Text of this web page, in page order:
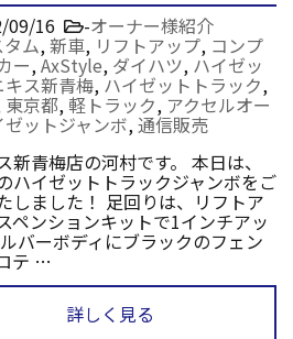
09/16 -オーナー様紹介
ム,新車, リフトアップ, コンプ
ー,AxStyle, ダイハツ, ハイゼッ
キス新青梅,ハイゼットトラック,
東京都, 軽トラック, アクセルオー
ゼットジャンボ,通信販売
新青梅店の河村です。 本日は、
ハイゼットトラックジャンボをご
しました！ 足回りは、リフトア
ペンションキットで1インチアッ
バーボディにブラックのフェン
テ …
詳しく見る